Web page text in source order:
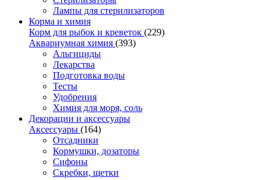
Лампы для стерилизаторов
Корма и химия
Корм для рыбок и креветок (229)
Аквариумная химия (393)
Альгициды
Лекарства
Подготовка воды
Тесты
Удобрения
Химия для моря, соль
Декорации и аксессуары
Аксессуары (164)
Отсадники
Кормушки, дозаторы
Сифоны
Скребки, щетки